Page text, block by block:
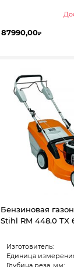
87990,00₽
Бензиновая
Stihl RM 448.0 TX
Изготовитель:
Единица
Глубина реза, мм: